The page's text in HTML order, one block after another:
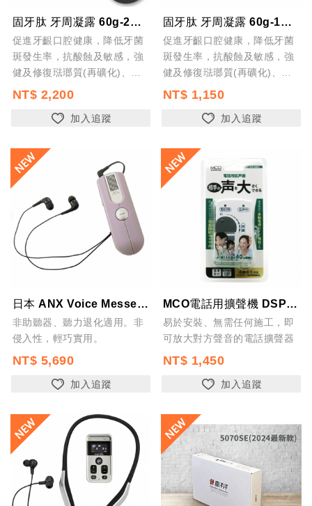
固牙肽 牙周凝露 60g-2入 台灣製 口腔保健 牙齦護理 專利胜肽+SGS檢驗...
促進牙齦口腔健康，降低牙菌
斑發生率，抗酸蝕及敏感，強
健及修復琺瑯質(再礦化)、預
防蛀牙及齲齒，預防口腔異味
NT$ 2,200
加入追蹤
固牙肽 牙周凝露 60g-1入 台灣製 口腔保健 牙齦護理 專利胜肽+SGS檢驗...
促進牙齦口腔健康，降低牙菌
斑發生率，抗酸蝕及敏感，強
健及修復琺瑯質(再礦化)、預
防蛀牙及齲齒，預防口腔異味
NT$ 1,150
加入追蹤
日本 ANX Voice Messe 輔聽器 BM-1
非助聽器、聽力退化適用。非
侵入性，輕巧實用。
NT$ 5,690
加入追蹤
MCO電話用擴聲機 DSP-AM01 電話擴音器 日本進口聽筒聲音放大機
易於安裝、無需任何施工，即
可放大對方聲音的電話擴聲器
NT$ 1,450
加入追蹤